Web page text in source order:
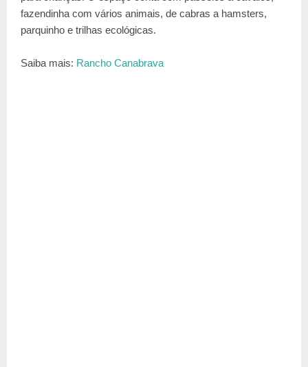
fazendinha com vários animais, de cabras a hamsters,
parquinho e trilhas ecológicas.
Saiba mais: Rancho Canabrava